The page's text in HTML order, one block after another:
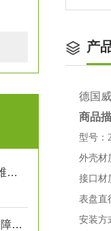
WIKA压力表的应用、使用方法和维护要点解析
浅谈汽油燃油压力表在燃油系统故障排除中的应用
产
德国
商品
型号：
外壳材
接口材
表盘直
安装方